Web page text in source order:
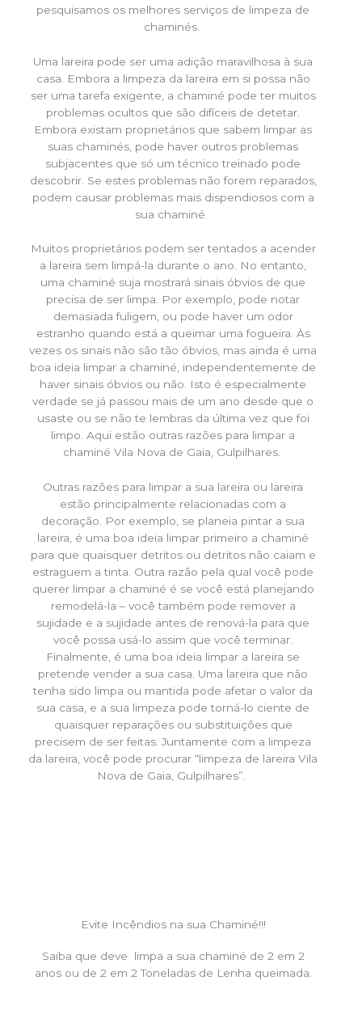
pesquisamos os melhores serviços de limpeza de
chaminés.
Uma lareira pode ser uma adição maravilhosa à sua
casa. Embora a limpeza da lareira em si possa não
ser uma tarefa exigente, a chaminé pode ter muitos
problemas ocultos que são difíceis de detetar.
Embora existam proprietários que sabem limpar as
suas chaminés, pode haver outros problemas
subjacentes que só um técnico treinado pode
descobrir. Se estes problemas não forem reparados,
podem causar problemas mais dispendiosos com a
sua chaminé.
Muitos proprietários podem ser tentados a acender
a lareira sem limpá-la durante o ano. No entanto,
uma chaminé suja mostrará sinais óbvios de que
precisa de ser limpa. Por exemplo, pode notar
demasiada fuligem, ou pode haver um odor
estranho quando está a queimar uma fogueira. Às
vezes os sinais não são tão óbvios, mas ainda é uma
boa ideia limpar a chaminé, independentemente de
haver sinais óbvios ou não. Isto é especialmente
verdade se já passou mais de um ano desde que o
usaste ou se não te lembras da última vez que foi
limpo. Aqui estão outras razões para limpar a
chaminé Vila Nova de Gaia, Gulpilhares.
Outras razões para limpar a sua lareira ou lareira
estão principalmente relacionadas com a
decoração. Por exemplo, se planeia pintar a sua
lareira, é uma boa ideia limpar primeiro a chaminé
para que quaisquer detritos ou detritos não caiam e
estraguem a tinta. Outra razão pela qual você pode
querer limpar a chaminé é se você está planejando
remodelá-la – você também pode remover a
sujidade e a sujidade antes de renová-la para que
você possa usá-lo assim que você terminar.
Finalmente, é uma boa ideia limpar a lareira se
pretende vender a sua casa. Uma lareira que não
tenha sido limpa ou mantida pode afetar o valor da
sua casa, e a sua limpeza pode torná-lo ciente de
quaisquer reparações ou substituições que
precisem de ser feitas. Juntamente com a limpeza
da lareira, você pode procurar “limpeza de lareira Vila
Nova de Gaia, Gulpilhares”.
Evite Incêndios na sua Chaminé!!!
Saiba que deve limpa a sua chaminé de 2 em 2
anos ou de 2 em 2 Toneladas de Lenha queimada.